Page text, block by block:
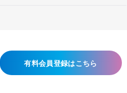
有料会員登録はこちら